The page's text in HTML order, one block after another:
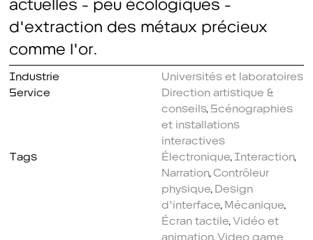
d'extraction des métaux précieux
comme l'or.
Industrie
Universités et laboratoires
Service
Direction artistique &
conseils Scénographies
et installations
interactives
Tags
Électronique Interaction,
Narration, Contrôleur
physique Design
d'interface Mécanique
Écran tactile Vidéo et
animation, Video game